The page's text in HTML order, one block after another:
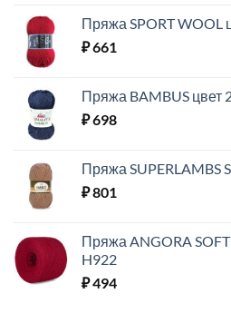
Пряжа SPORT WOOL
₽661
Пряжа BAMBUS цвет
₽698
Пряжа SUPERLAMBS
₽801
Пряжа ANGORA
H922
₽494